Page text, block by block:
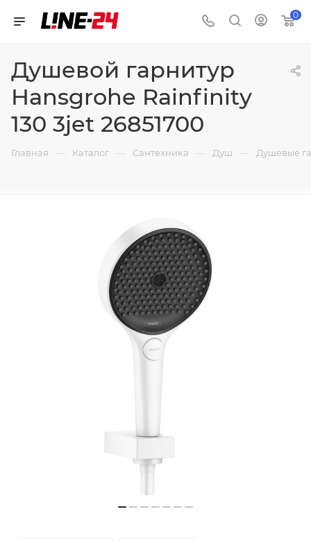
0
Душевой гарнитур
Hansgrohe Rainfinity
130 3jet 26851700
Главная — Каталог — Сантехника — Душ — Душевые